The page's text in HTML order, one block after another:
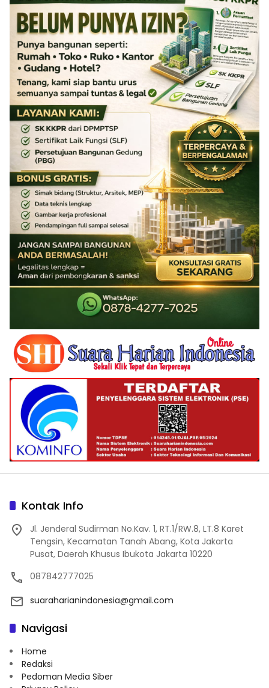
Kontak Info
Jl. Jenderal Sudirman No.Kav. 1, RT.1/RW.8, LT.8 Karet
Tengsin, Kecamatan Tanah Abang, Kota Jakarta
Pusat, Daerah Khusus Ibukota Jakarta 10220
087842777025
suaraharianindonesia@gmail.com
Navigasi
Home
Redaksi
Pedoman Media Siber